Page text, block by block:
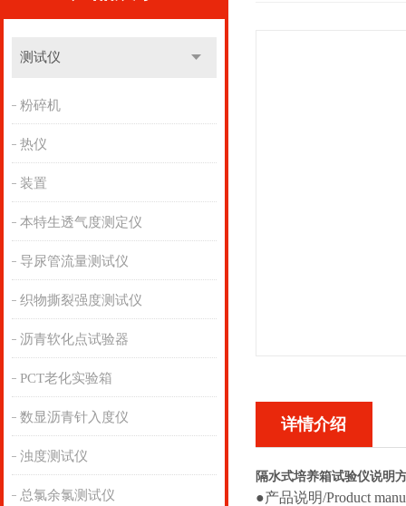
测试仪
粉碎机
热仪
装置
本特生透气度测定仪
导尿管流量测试仪
织物撕裂强度测试仪
沥青软化点试验器
PCT老化实验箱
数显沥青针入度仪
浊度测试仪
总氯余氯测试仪
详情介绍
隔水式培养箱试验仪说明
●产品说明/Product